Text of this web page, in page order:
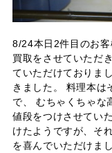
8/24本日2件目のお
買取をさせていただ
ていただけておりま
きました。 料理本は
で、 むちゃくちゃな
値段をつけさせてい
けたようですが、そ
を喜んでいただけま